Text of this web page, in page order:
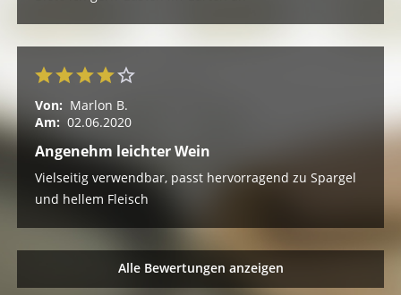
Von: Marlon B.
Am: 02.06.2020
Angenehm leichter Wein
Vielseitig verwendbar, passt hervorragend zu Spargel
und hellem Fleisch
Alle Bewertungen anzeigen